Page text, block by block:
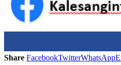
Share FacebookTwitterWhatsApp